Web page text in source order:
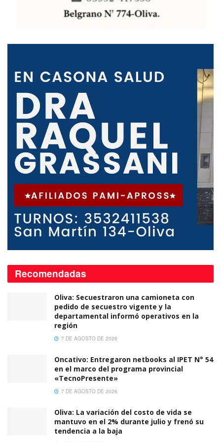
Recomendadas
Oliva: Secuestraron una camioneta con
pedido de secuestro vigente y la
departamental informó operativos en la
región
7 DE AGOSTO DE 2026
Oncativo: Entregaron netbooks al IPET N° 54
en el marco del programa provincial
«TecnoPresente»
7 DE AGOSTO DE 2026
Oliva: La variación del costo de vida se
mantuvo en el 2% durante julio y frenó su
tendencia a la baja